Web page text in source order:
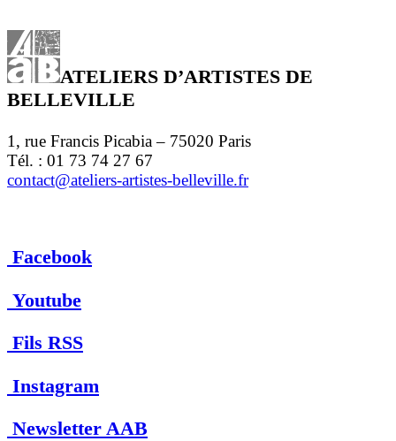
ATELIERS D’ARTISTES DE
BELLEVILLE
1, rue Francis Picabia – 75020 Paris
Tél. : 01 73 74 27 67
contact@ateliers-artistes-belleville.fr
Facebook
Youtube
Fils RSS
Instagram
Newsletter AAB